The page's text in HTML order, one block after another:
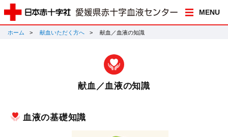
MENU
ホーム 献血いただく方へ 献血／血液の知識
献血／血液の知識
血液の基礎知識